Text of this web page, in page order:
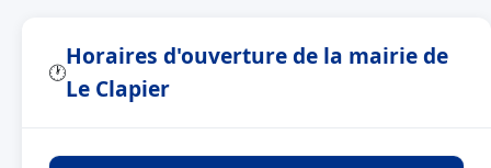
🕐
Horaires d'ouverture de la mairie de
Le Clapier